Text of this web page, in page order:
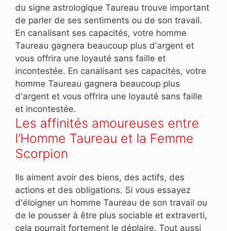
du signe astrologique Taureau trouve important
de parler de ses sentiments ou de son travail.
En canalisant ses capacités, votre homme
Taureau gagnera beaucoup plus d'argent et
vous offrira une loyauté sans faille et
incontestée. En canalisant ses capacités, votre
homme Taureau gagnera beaucoup plus
d'argent et vous offrira une loyauté sans faille
et incontestée.
Les affinités amoureuses entre
l’Homme Taureau et la Femme
Scorpion
Ils aiment avoir des biens, des actifs, des
actions et des obligations. Si vous essayez
d'éloigner un homme Taureau de son travail ou
de le pousser à être plus sociable et extraverti,
cela pourrait fortement le déplaire. Tout aussi